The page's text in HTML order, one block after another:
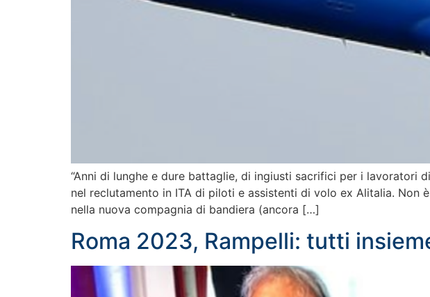
“Anni di lunghe e dure battaglie, di ingiusti sacrifici per i lavoratori
nel reclutamento in ITA di piloti e assistenti di volo ex Alitalia.
nella nuova compagnia di bandiera (ancora […]
Roma 2023, Rampelli: tutti